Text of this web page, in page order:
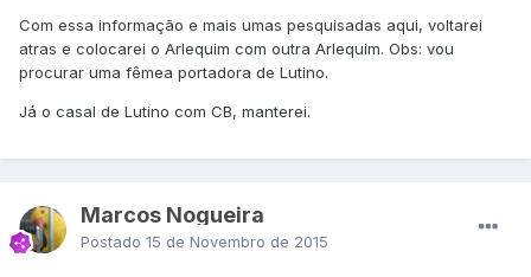
Com essa informação e mais umas pesquisadas aqui, voltarei
atras e colocarei o Arlequim com outra Arlequim. Obs: vou
procurar uma fêmea portadora de Lutino.
Já o casal de Lutino com CB, manterei.
Marcos Nogueira
Postado 15 de Novembro de 2015